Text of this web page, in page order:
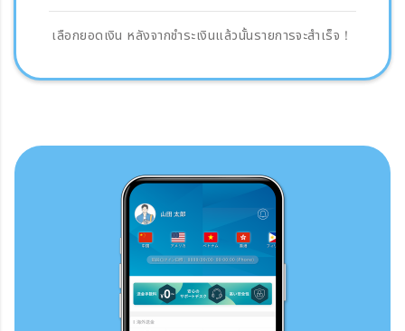
เลือกยอดเงิน หลังจากชำระเงินแล้วนั้นรายการจะสำเร็จ！